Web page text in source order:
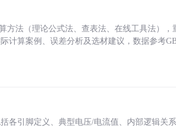
方法（理论公式法、查表法、在线工具法），
计算案例、误差分析及选材建议，数据参考
各引脚定义、典型电压/电流值、内部逻辑关